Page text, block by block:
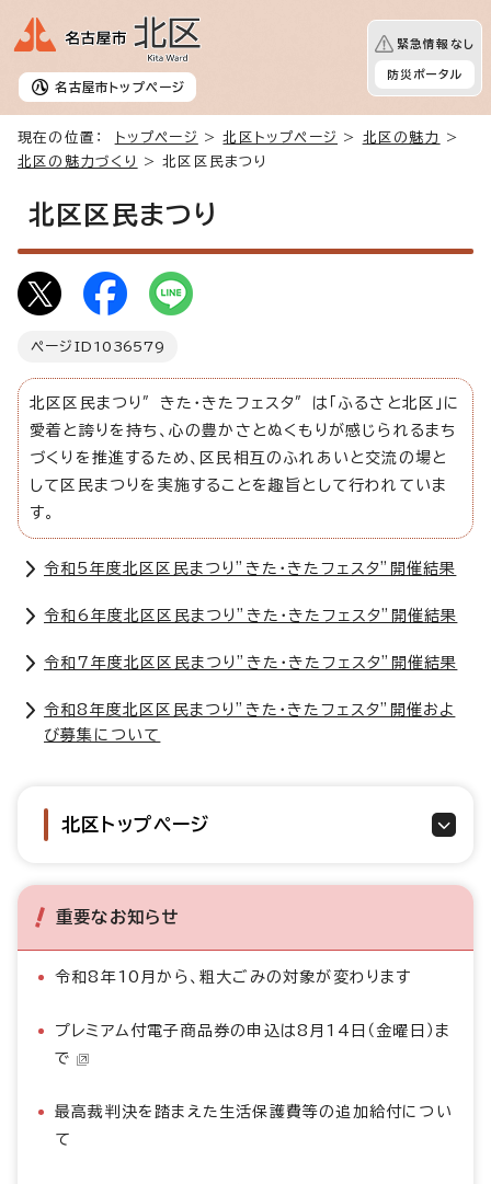
名古屋市 トップページ
緊急情報なし
防災ポータル
現在の位置： トップページ >北区トップページ > 北区の魅力
>
北区の魅力づくり
> 北区区民まつり
北区区民まつり
ページID 1036579
北区区民まつり″きた・きたフェスタ″は「ふるさと北区」に
愛着と誇りを持ち、心の豊かさとぬくもりが感じられるまち
づくりを推進するため、区民相互のふれあいと交流の場と
して区民まつりを実施することを趣旨として行われていま
す。
令和5年度北区区民まつり”きた・きたフェスタ”開催結果
令和6年度北区区民まつり”きた・きたフェスタ”開催結果
令和7年度北区区民まつり”きた・きたフェスタ”開催結果
令和8年度北区区民まつり”きた・きたフェスタ”開催およ
び募集について
北区トップページ
重要なお知らせ
令和8年10月から、粗大ごみの対象が変わります
プレミアム付電子商品券の申込は8月14日（金曜日）ま
で
最高裁判決を踏まえた生活保護費等の追加給付につい
て